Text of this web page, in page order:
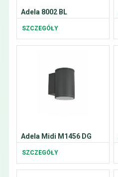
Adela 8002 BL
SZCZEGÓŁY
Adela Midi M1456 DG
SZCZEGÓŁY